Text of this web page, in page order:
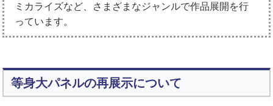
ミカライズなど、さまざまなジャンルで作品展開を行
っています。
等身大パネルの再展示について